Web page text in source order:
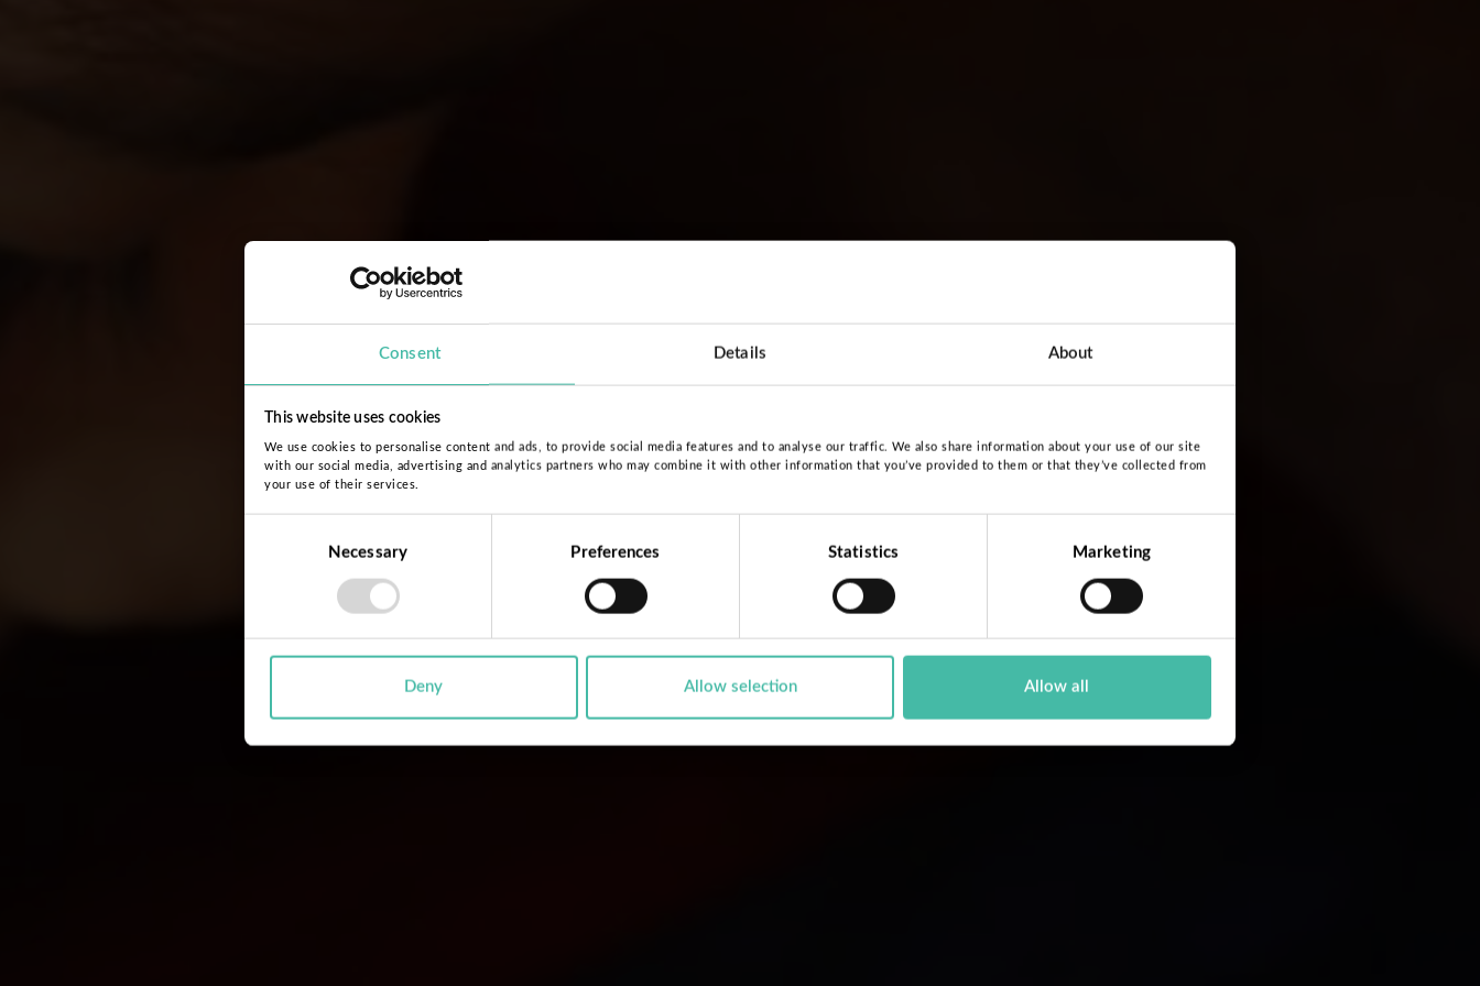
Consent Details About
This website uses cookies
We use cookies to personalise content and ads, to provide social media features and to analyse our traffic. We also share information about your use of our site
with our social media, advertising and analytics partners who may combine it with other information that you’ve provided to them or that they’ve collected from
your use of their services.
Necessary Preferences Statistics Marketing
Deny Allow selection Allow all